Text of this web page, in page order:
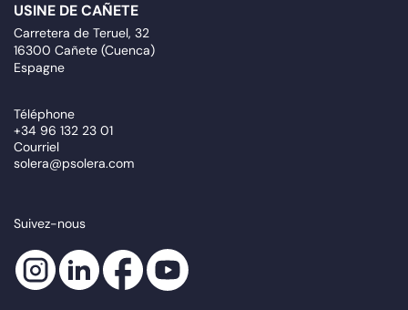
USINE DE CAÑETE
Carretera de Teruel, 32
16300 Cañete (Cuenca)
Espagne
Téléphone
+34 96 132 23 01
Courriel
solera@psolera.com
Suivez-nous